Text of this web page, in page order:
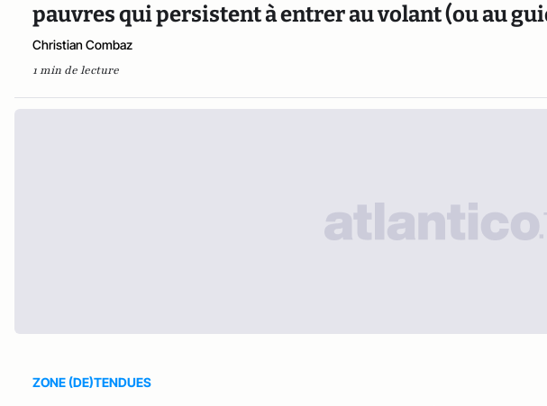
pauvres qui persistent à entrer au volant (ou au
Christian Combaz
1 min de lecture
ZONE (DE)TENDUES